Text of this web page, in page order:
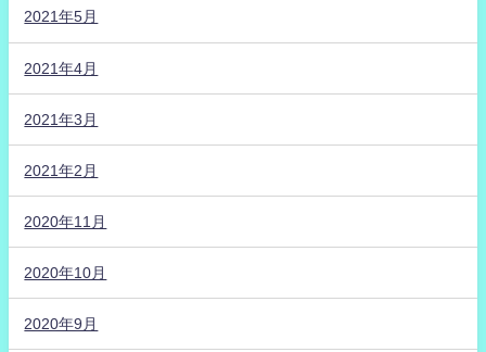
2021年5月
2021年4月
2021年3月
2021年2月
2020年11月
2020年10月
2020年9月